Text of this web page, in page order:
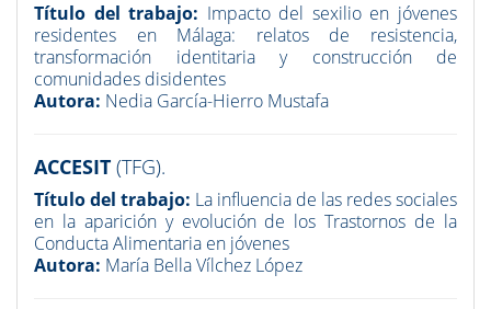
Título del trabajo: Impacto del sexilio en jóvenes
residentes en Málaga: relatos de resistencia,
transformación identitaria y construcción de
comunidades disidentes
Autora: Nedia García-Hierro Mustafa
ACCESIT (TFG).
Título del trabajo: La influencia de las redes sociales
en la aparición y evolución de los Trastornos de la
Conducta Alimentaria en jóvenes
Autora: María Bella Vílchez López